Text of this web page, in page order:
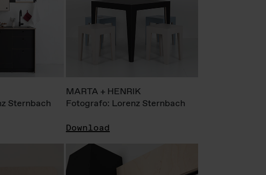
Sternbach
MARTA + HENRIK
Fotografo: Lorenz Sternbach
Download